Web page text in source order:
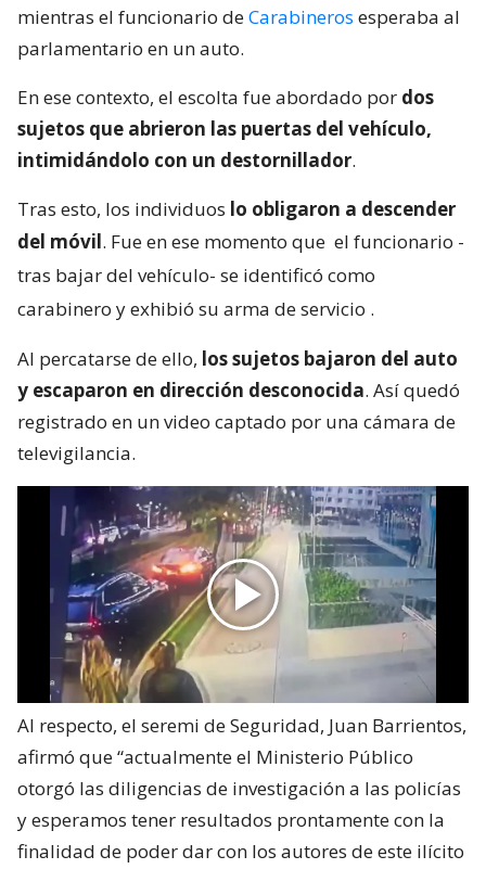
mientras el funcionario deCarabineros esperaba al
parlamentario en un auto.
En ese contexto, el escolta fue abordado por dos
sujetos que abrieron las puertas del vehículo,
intimidándolo con un destornillador.
Tras esto, los individuos lo obligaron a descender
del móvil. Fue en ese momento que el funcionario -
tras bajar del vehículo- se identificó como
carabinero y exhibió su arma de servicio .
Al percatarse de ello, los sujetos bajaron del auto
y escaparon en dirección desconocida. Así quedó
registrado en un video captado por una cámara de
televigilancia.
Al respecto, el seremi de Seguridad, Juan Barrientos,
afirmó que “actualmente el Ministerio Público
otorgó las diligencias de investigación a las policías
y esperamos tener resultados prontamente con la
finalidad de poder dar con los autores de este ilícito